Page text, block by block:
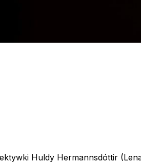
Huldy Hermannsdóttir